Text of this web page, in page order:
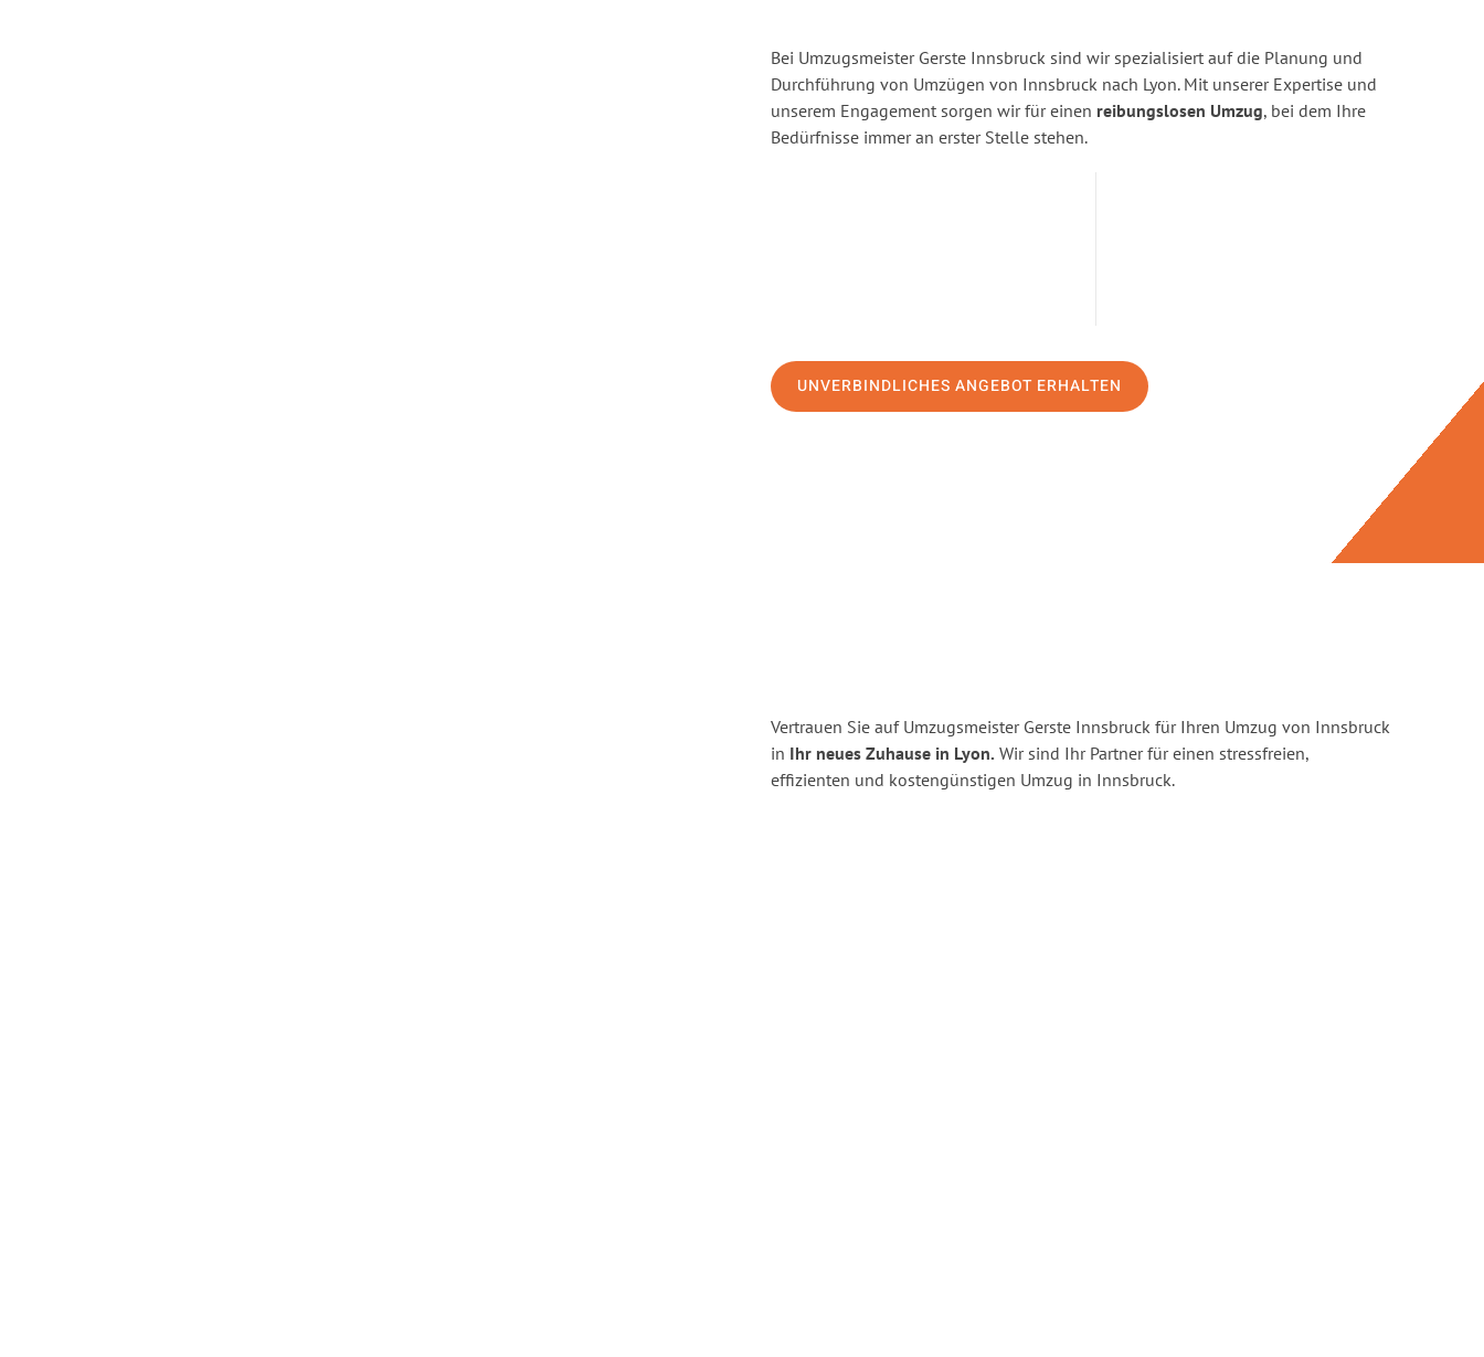
Bei Umzugsmeister Gerste Innsbruck sind wir spezialisiert auf die Planung und
Durchführung von Umzügen von Innsbruck nach Lyon. Mit unserer Expertise und
unserem Engagement sorgen wir für einen reibungslosen Umzug, bei dem Ihre
Bedürfnisse immer an erster Stelle stehen.
UNVERBINDLICHES ANGEBOT ERHALTEN
Vertrauen Sie auf Umzugsmeister Gerste Innsbruck für Ihren Umzug von Innsbruck
in Ihr neues Zuhause in Lyon. Wir sind Ihr Partner für einen stressfreien,
effizienten und kostengünstigen Umzug in Innsbruck.